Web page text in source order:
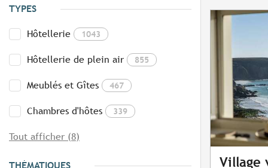
TYPES
Hôtellerie 1043
Hôtellerie de plein air 855
Meublés et Gîtes 467
Chambres d'hôtes 339
Tout afficher (8)
THÉMATIQUES Village